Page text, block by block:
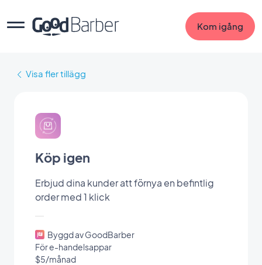
Kom igång
Visa fler tillägg
Köp igen
Erbjud dina kunder att förnya en befintlig
order med 1 klick
Byggd av GoodBarber
För e-handelsappar
$5/månad